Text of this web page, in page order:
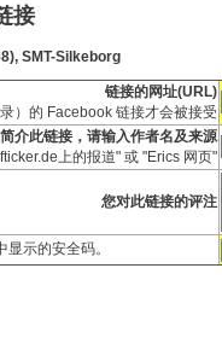
接
SMT-Silkeborg
链接的网址(URL)
）的 Facebook 链接才会被接受
简介此链接，请输入作者名及来源
上的报道" 或 "Erics 网页"
您对此链接的评注
示的安全码。